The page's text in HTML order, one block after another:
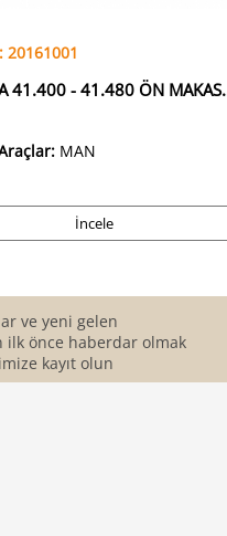
41.400 - 41.480 ÖN
MAN
İncele
ve yeni gelen
önce haberdar olmak
kayıt olun